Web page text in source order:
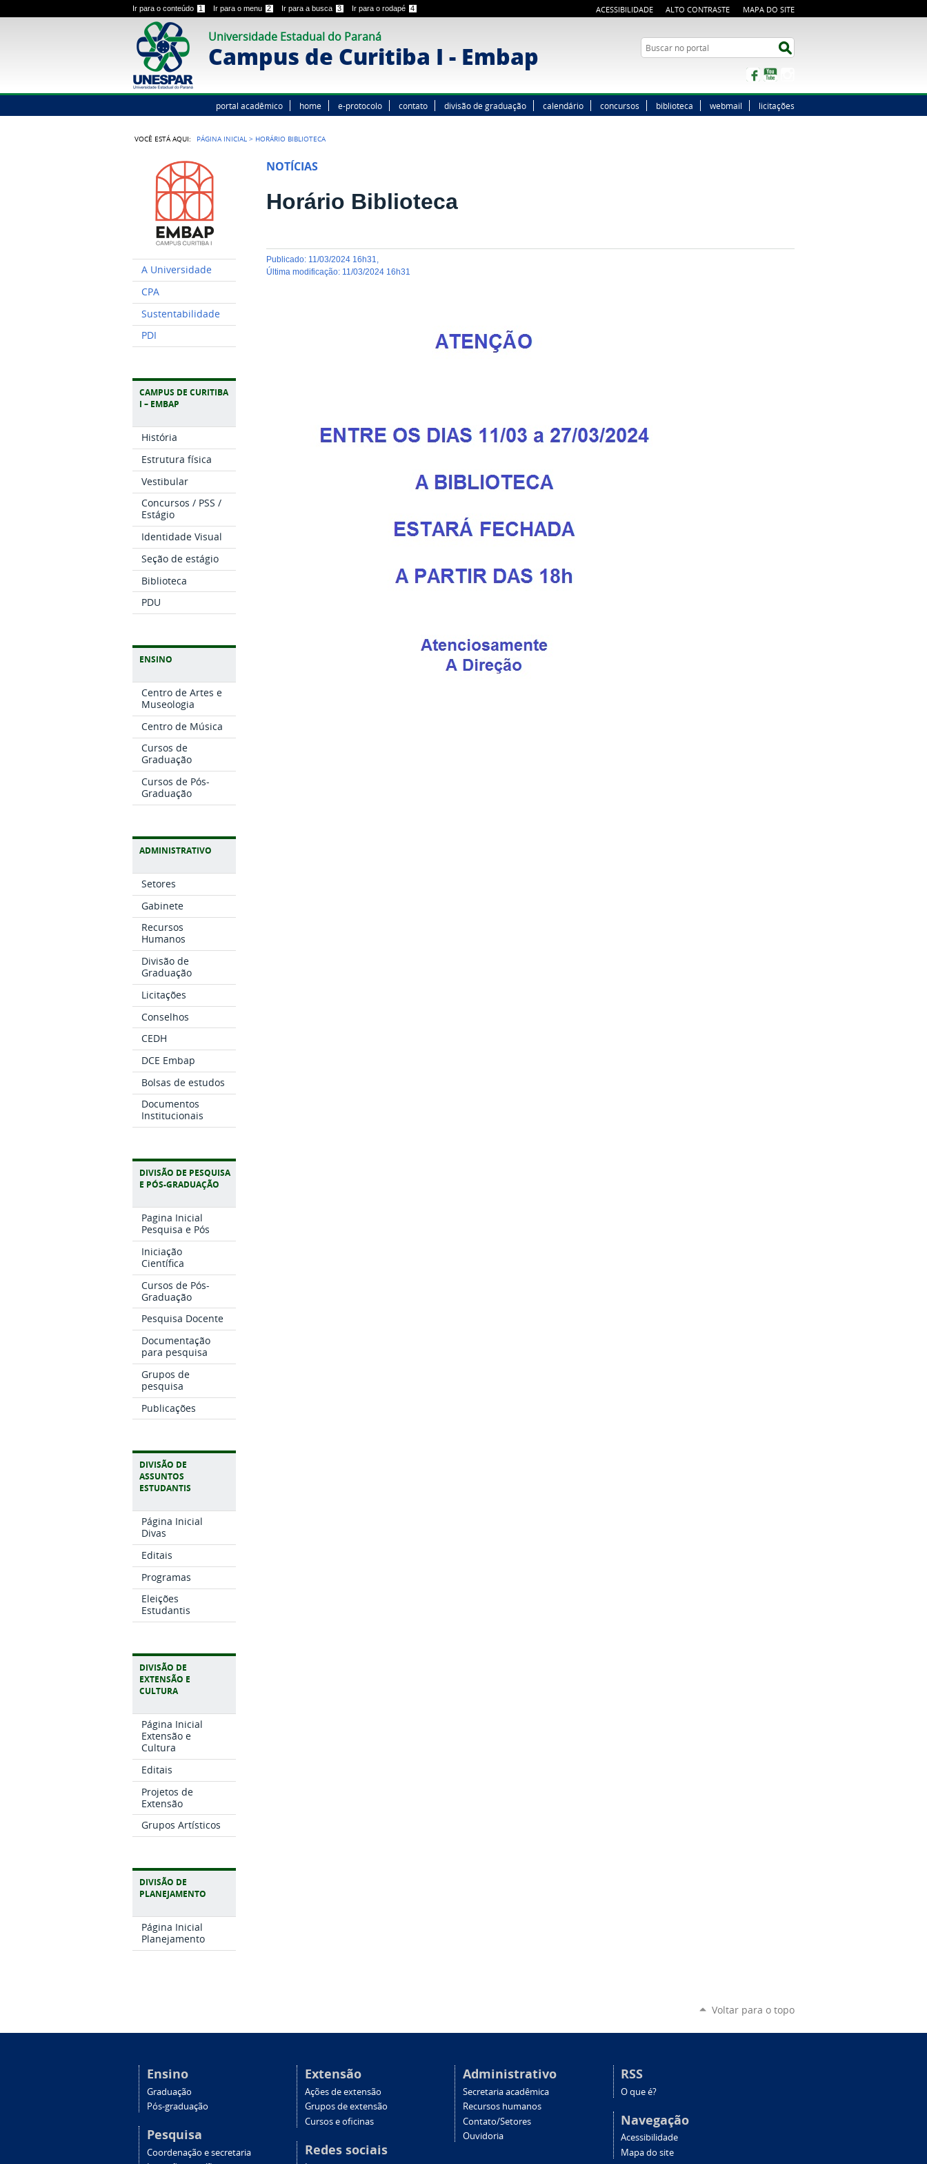
Ir para o conteúdo 1 Ir para o menu 2 Ir para a busca 3 Ir para o rodapé 4 ACESSIBILIDADE ALTO CONTRASTE MAPA DO SITE
Universidade Estadual do Paraná
Campus de Curitiba I - Embap Buscar no portal
Facebook
portal acadêmico home e-protocolo contato divisão de graduação calendário concursos biblioteca webmail licitações
VOCÊ ESTÁ AQUI: PÁGINA INICIAL > HORÁRIO BIBLIOTECA
A Universidade
CPA
Sustentabilidade
PDI
CAMPUS DE CURITIBA
I – EMBAP
História
Estrutura física
Vestibular
Concursos / PSS /
Estágio
Identidade Visual
Seção de estágio
Biblioteca
PDU
ENSINO
Centro de Artes e
Museologia
Centro de Música
Cursos de
Graduação
Cursos de Pós-
Graduação
ADMINISTRATIVO
Setores
Gabinete
Recursos
Humanos
Divisão de
Graduação
Licitações
Conselhos
CEDH
DCE Embap
Bolsas de estudos
Documentos
Institucionais
DIVISÃO DE PESQUISA
E PÓS-GRADUAÇÃO
Pagina Inicial
Pesquisa e Pós
Iniciação
Científica
Cursos de Pós-
Graduação
Pesquisa Docente
Documentação
para pesquisa
Grupos de
pesquisa
Publicações
DIVISÃO DE
ASSUNTOS
ESTUDANTIS
Página Inicial
Divas
Editais
Programas
Eleições
Estudantis
DIVISÃO DE
EXTENSÃO E
CULTURA
Página Inicial
Extensão e
Cultura
Editais
Projetos de
Extensão
Grupos Artísticos
DIVISÃO DE
PLANEJAMENTO
Página Inicial
Planejamento
NOTÍCIAS
Horário Biblioteca
publicado: 11/03/2024 16h31
última modificação: 11/03/2024 16h31
Voltar para o topo
Ensino
Graduação
Pós-graduação
Pesquisa
Coordenação e secretaria
Extensão
Ações de extensão
Grupos de extensão
Cursos e oficinas
Redes sociais
Administrativo
Secretaria acadêmica
Recursos humanos
Contato/Setores
Ouvidoria
RSS
O que é?
Navegação
Acessibilidade
Mapa do site